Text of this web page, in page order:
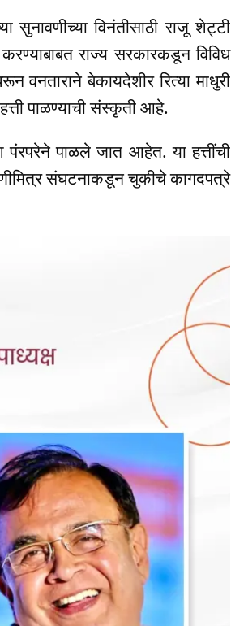
सुनावणीच्या विनंतीसाठी राजू शेट्टी
राज्य सरकारकडून विविध
वनताराने बेकायदेशीर रित्या माधुरी
पाळण्याची संस्कृती आहे.
पंरपरेने पाळले जात आहेत. या हत्तींची
संघटनाकडून चुकीचे कागदपत्रे